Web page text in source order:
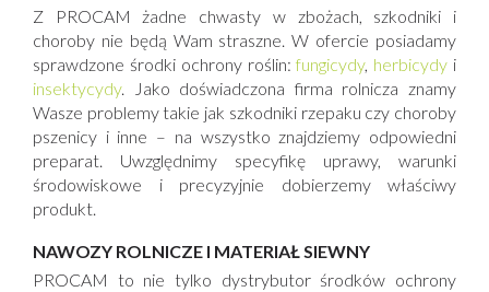
Z PROCAM żadne chwasty w zbożach, szkodniki i
choroby nie będą Wam straszne. W ofercie posiadamy
sprawdzone środki ochrony roślin:fungicydy, herbicydy i
insektycydy. Jako doświadczona firma rolnicza znamy
Wasze problemy takie jak szkodniki rzepaku czy choroby
pszenicy i inne – na wszystko znajdziemy odpowiedni
preparat. Uwzględnimy specyfikę uprawy, warunki
środowiskowe i precyzyjnie dobierzemy właściwy
produkt.
NAWOZY ROLNICZE I MATERIAŁ SIEWNY
PROCAM to nie tylko dystrybutor środków ochrony